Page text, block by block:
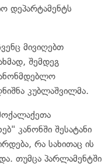
დეპარტამენტს
მივიღებთ
შემდეგ
კუბლაშვილმა.
კანონში შესატანი
რა სახითაც ის
თუმცა პარლამენტში